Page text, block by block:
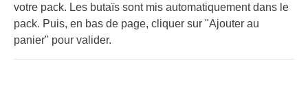
votre pack. Les butaïs sont mis automatiquement dans le
pack. Puis, en bas de page, cliquer sur "Ajouter au
panier" pour valider.